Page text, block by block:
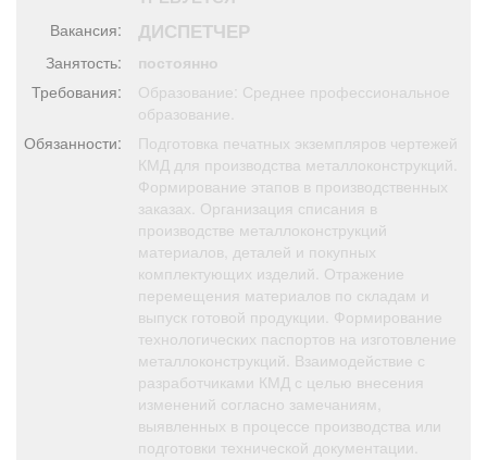
Я - пенсионер
Вакансия: ДИСПЕТЧЕР
Занятость:
постоянно
Требования:
Образование: Среднее профессиональное
образование.
Обязанности:
Подготовка печатных экземпляров чертежей
КМД для производства металлоконструкций.
Формирование этапов в производственных
заказах. Организация списания в
производстве металлоконструкций
материалов, деталей и покупных
комплектующих изделий. Отражение
перемещения материалов по складам и
выпуск готовой продукции. Формирование
технологических паспортов на изготовление
металлоконструкций. Взаимодействие с
разработчиками КМД с целью внесения
изменений согласно замечаниям,
выявленных в процессе производства или
подготовки технической документации.